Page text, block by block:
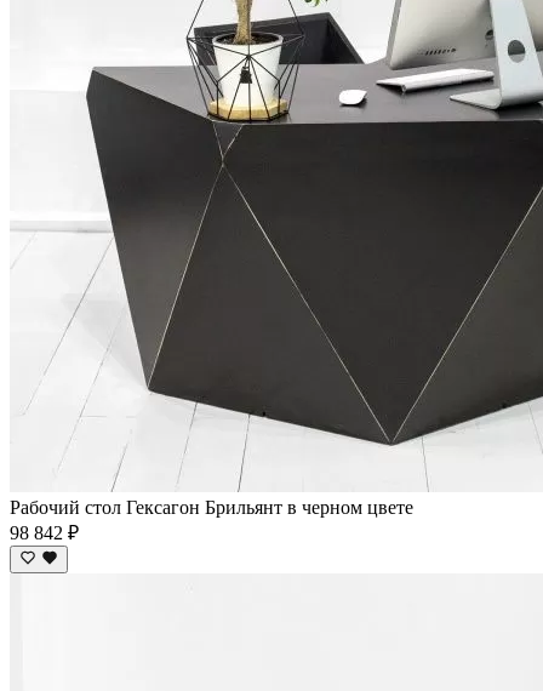
Рабочий стол Гексагон Брильянт в черном цвете
98 842 ₽